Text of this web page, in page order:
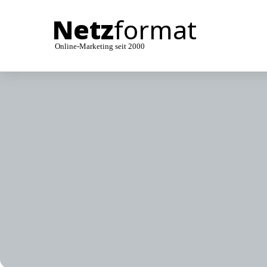
Netzformat
Online-Marketing seit 2000